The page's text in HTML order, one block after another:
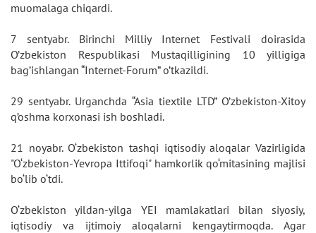
muomalaga chiqardi.
7 sentyabr. Birinchi Milliy Internet Festivali doirasida
O’zbekiston Respublikasi Mustaqilligining 10 yilligiga
bag’ishlangan “Internet-Forum” o’tkazildi.
29 sentyabr. Urganchda “Asia tiextile LTD” O’zbekiston-Xitoy
q’oshma korxonasi ish boshladi.
21 noyabr. O‘zbekiston tashqi iqtisodiy aloqalar Vazirligida
"O‘zbekiston-Yevropa Ittifoqi" hamkorlik qo‘mitasining majlisi
bo‘lib o‘tdi.
O‘zbekiston yildan-yilga YEI mamlakatlari bilan siyosiy,
iqtisodiy va ijtimoiy aloqalarni kengaytirmoqda. Agar